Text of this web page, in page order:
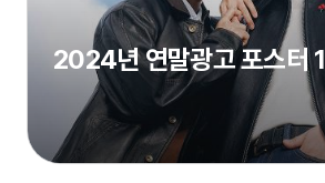
2024년 연말광고 포스터 1